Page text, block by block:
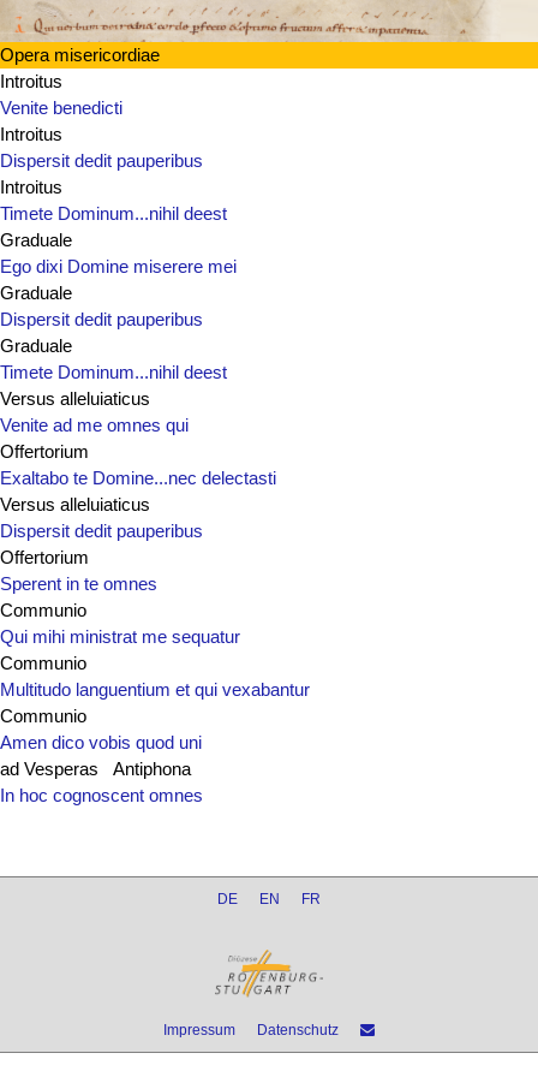
Opera misericordiae
Introitus
Venite benedicti
Introitus
Dispersit dedit pauperibus
Introitus
Timete Dominum...nihil deest
Graduale
Ego dixi Domine miserere mei
Graduale
Dispersit dedit pauperibus
Graduale
Timete Dominum...nihil deest
Versus alleluiaticus
Venite ad me omnes qui
Offertorium
Exaltabo te Domine...nec delectasti
Versus alleluiaticus
Dispersit dedit pauperibus
Offertorium
Sperent in te omnes
Communio
Qui mihi ministrat me sequatur
Communio
Multitudo languentium et qui vexabantur
Communio
Amen dico vobis quod uni
ad Vesperas Antiphona
In hoc cognoscent omnes
DE EN FR
Impressum Datenschutz